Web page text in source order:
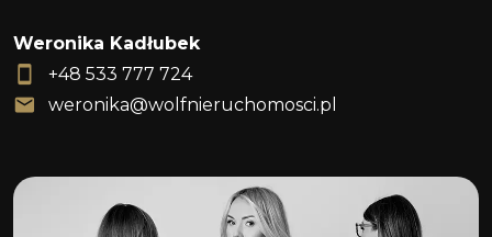
Weronika Kadłubek
+48 533 777 724
weronika@wolfnieruchomosci.pl